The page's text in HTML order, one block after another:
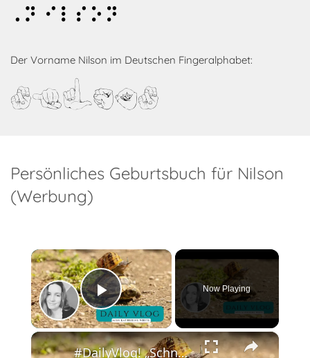
Nilson
Der Vorname Nilson im Deutschen Fingeralphabet:
Nilson
Persönliches Geburtsbuch für Nilson
(Werbung)
×
Play Video
Now Playing
×
#DailyVlog! „Schnecke und Schildkröte laufen um die Wette!“ Mein Wochenendmotto! Keine Motivation.